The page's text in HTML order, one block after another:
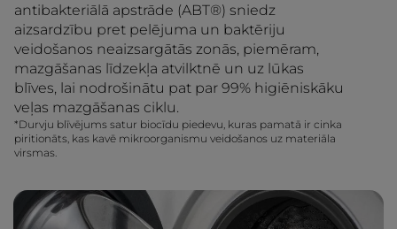
antibakteriālā apstrāde (ABT®) sniedz
aizsardzību pret pelējuma un baktēriju
veidošanos neaizsargātās zonās, piemēram,
mazgāšanas līdzekļa atvilktnē un uz lūkas
blīves, lai nodrošinātu pat par 99% higiēniskāku
veļas mazgāšanas ciklu.
*Durvju blīvējums satur biocīdu piedevu, kuras pamatā ir cinka
piritionāts, kas kavē mikroorganismu veidošanos uz materiāla
virsmas.